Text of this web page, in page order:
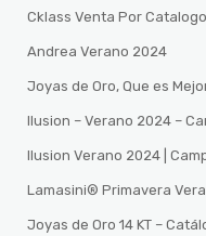
Cklass Venta Por
Andrea Verano 2024
Joyas de Oro, Que es
Ilusion – Verano 2024 –
Ilusion Verano 2024 |
Lamasini®️ Primavera
Joyas de Oro 14 KT –